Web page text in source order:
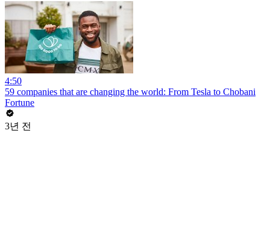
4:50
59 companies that are changing the world: From Tesla to Chobani
Fortune
3년 전